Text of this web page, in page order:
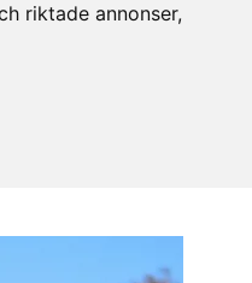
riktade annonser,